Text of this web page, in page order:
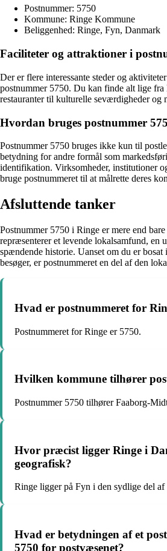
Postnummer: 5750
Kommune: Ringe Kommune
Beliggenhed: Ringe, Fyn, Danmark
Faciliteter og attraktioner i
Der er flere interessante steder og
postnummer 5750. Du kan finde alt lige
restauranter til kulturelle seværdigheder og
Hvordan bruges postnummer
Postnummer 5750 bruges ikke kun til
betydning for andre formål som
identifikation. Virksomheder, institutioner
bruge postnummeret til at målrette deres
Afsluttende tanker
Postnummer 5750 i Ringe er mere end
repræsenterer et levende lokalsamfund, en
spændende historie. Uanset om du er bosat
besøger, er postnummeret en del af den
Hvad er postnummeret for
Postnummeret for Ringe er 5750.
Hvilken kommune tilhører
Postnummer 5750 tilhører Faaborg-
Hvor præcist ligger Ringe i
geografisk?
Ringe ligger på Fyn i den sydlige del af
Hvad er betydningen af et
5750 for postvæsenet?